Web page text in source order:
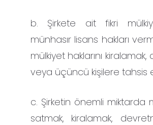
b. Şirkete ait fikri
münhasır lisans hakları
mülkiyet haklarını
veya üçüncü kişilere tahsis
c. Şirketin önemli miktarda
satmak, kiralamak,